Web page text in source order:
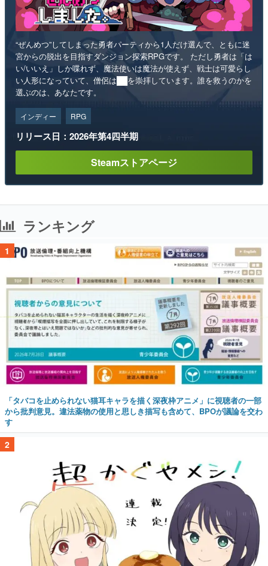
“ぜんめつ”してしまった勇者パーティから1人だけ選んで、ともに迷
宮からの脱出を目指すダンジョン探索RPGです。 ただし勇者は「は
い/いいえ」しか喋れず、魔法使いは魔法が使えず、戦士は可愛らし
い人形になっていて、僧侶は██を崇拝しています。誰を救うのかを
選ぶのは、あなたです。
インディー RPG
リリース日：2026年第4四半期
Steamストアページ
ランキング
1
「タバコを止められない猫耳キャラを描く深夜枠アニメ」に視聴者の一部
から批判意見。違法薬物の使用と思しき描写も含めて、BPOが議論を交わ
す
2